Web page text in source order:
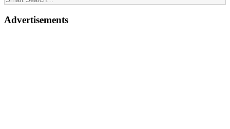
Advertisements